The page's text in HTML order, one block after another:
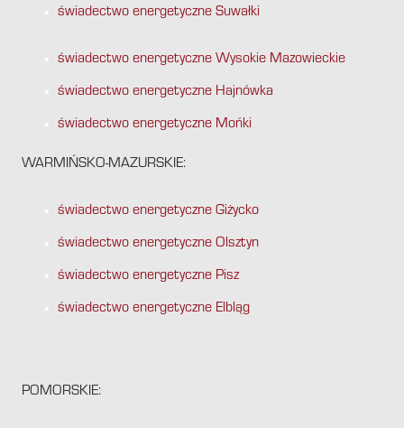
świadectwo energetyczne Suwałki
świadectwo energetyczne Wysokie Mazowieckie
świadectwo energetyczne Hajnówka
świadectwo energetyczne Mońki
WARMIŃSKO-MAZURSKIE:
świadectwo energetyczne Giżycko
świadectwo energetyczne Olsztyn
świadectwo energetyczne Pisz
świadectwo energetyczne Elbląg
POMORSKIE: